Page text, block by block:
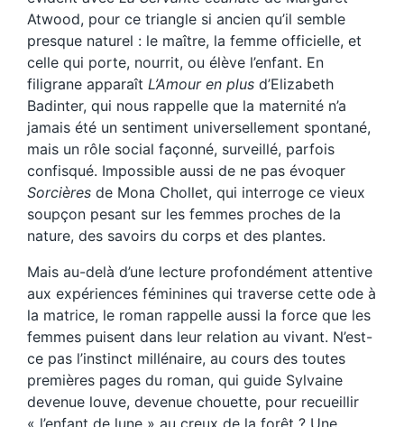
Atwood, pour ce triangle si ancien qu’il semble
presque naturel : le maître, la femme officielle, et
celle qui porte, nourrit, ou élève l’enfant. En
filigrane apparaît L’Amour en plus d’Elizabeth
Badinter, qui nous rappelle que la maternité n’a
jamais été un sentiment universellement spontané,
mais un rôle social façonné, surveillé, parfois
confisqué. Impossible aussi de ne pas évoquer
Sorcières de Mona Chollet, qui interroge ce vieux
soupçon pesant sur les femmes proches de la
nature, des savoirs du corps et des plantes.
Mais au-delà d’une lecture profondément attentive
aux expériences féminines qui traverse cette ode à
la matrice, le roman rappelle aussi la force que les
femmes puisent dans leur relation au vivant. N’est-
ce pas l’instinct millénaire, au cours des toutes
premières pages du roman, qui guide Sylvaine
devenue louve, devenue chouette, pour recueillir
« l’enfant de lune » au creux de la forêt ? Une